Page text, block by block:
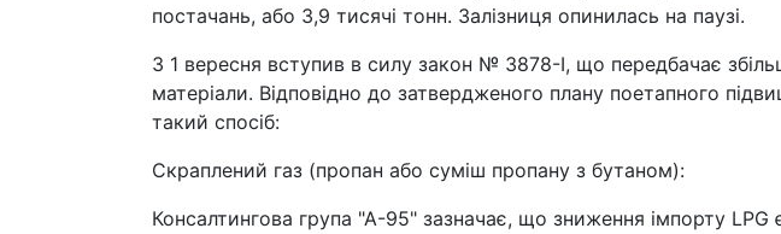
постачань, або 3,9 тисячі тонн. Залізниця опинилась на паузі.
З 1 вересня вступив в силу закон № 3878-I, що передбачає
матеріали. Відповідно до затвердженого плану поетапного
такий спосіб:
Скраплений газ (пропан або суміш пропану з бутаном):
Консалтингова група "А-95" зазначає, що зниження імпорту